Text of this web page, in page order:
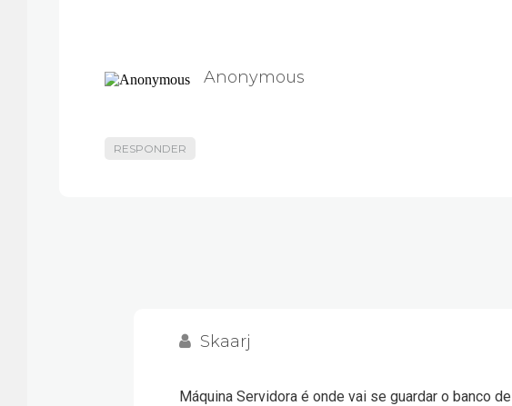
Anonymous
RESPONDER
Skaarj
Máquina Servidora é onde vai se guardar o banco